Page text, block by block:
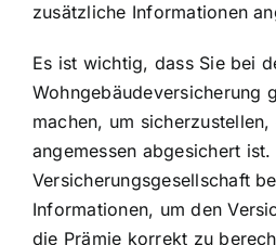
zusätzliche Informationen
Es ist wichtig, dass Sie bei
Wohngebäudeversicherung
machen, um
angemessen abgesichert ist.
Versicherungsgesellschaft
Informationen, um den
die Prämie korrekt zu